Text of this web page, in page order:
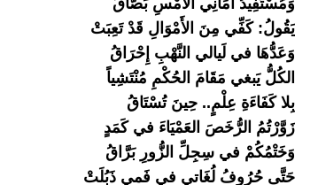
وَمُسْتَفِيدُ أَمَانِي الأَمْسِ بَصَّاقُ
يَقُولُ: كَفِّي مِنَ الأَمْوَالِ قَدْ تَعِبَتْ
وَعَدُّهَا في لَيالي النَّهْبِ إِحْرَاقُ
الكُلُّ يَبغي مَقَامَ الحُكْمِ مُنْتَشِياً
بِلا كَفَاءَةِ عِلْمٍ.. حِينَ تُسْتَاقُ
زَوَّرْتُمُ الرُّخَصَ العَمْيَاءَ في كَمَدٍ
وَخَتْمُكُمْ في سِجِلِّ الزُّورِ بَرَّاقُ
حَتَّى حُرُوفُ لُغَاتي في فَمي ذَبُلَتْ